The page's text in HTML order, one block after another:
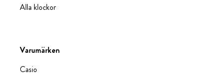
Alla klockor
Varumärken
Casio